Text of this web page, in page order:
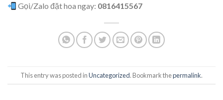
Gọi/Zalo đặt hoa ngay: 0816415567
This entry was posted inUncategorized. Bookmark thepermalink.